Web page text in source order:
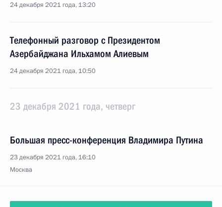
24 декабря 2021 года, 13:20
Телефонный разговор с Президентом
Азербайджана Ильхамом Алиевым
24 декабря 2021 года, 10:50
23 декабря 2021 года, четверг
Большая пресс-конференция Владимира Путина
23 декабря 2021 года, 16:10
Москва